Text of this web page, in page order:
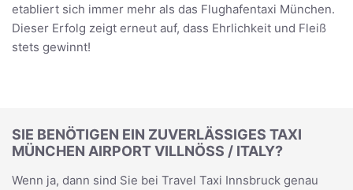
etabliert sich immer mehr als das Flughafentaxi München.
Dieser Erfolg zeigt erneut auf, dass Ehrlichkeit und Fleiß
stets gewinnt!
SIE BENÖTIGEN EIN ZUVERLÄSSIGES TAXI
MÜNCHEN AIRPORT VILLNÖSS / ITALY?
Wenn ja, dann sind Sie bei Travel Taxi Innsbruck genau